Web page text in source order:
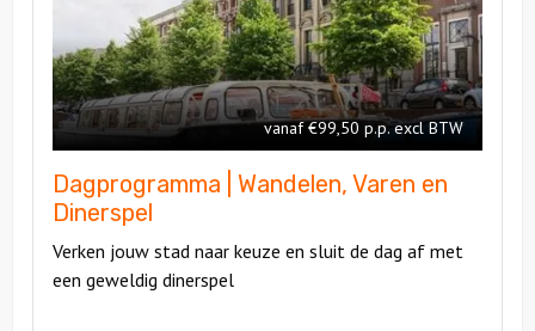
|
Wandelen,
Varen
en
Dinerspel
vanaf €99,50 p.p. excl BTW
Dagprogramma | Wandelen, Varen en
Dinerspel
Verken jouw stad naar keuze en sluit de dag af met
een geweldig dinerspel
Wandelen,
Varen
Dinerspel